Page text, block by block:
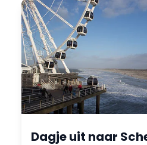
Dagje uit naar